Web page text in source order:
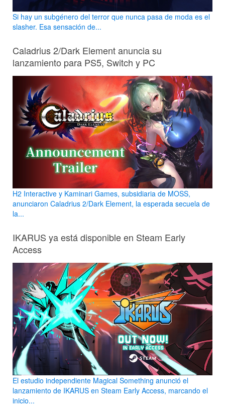
Si hay un subgénero del terror que nunca pasa de moda es el
slasher. Esa sensación de...
Caladrius 2/Dark Element anuncia su
lanzamiento para PS5, Switch y PC
H2 Interactive y Kaminari Games, subsidiaria de MOSS,
anunciaron Caladrius 2/Dark Element, la esperada secuela de
la...
IKARUS ya está disponible en Steam Early
Access
El estudio independiente Magical Something anunció el
lanzamiento de IKARUS en Steam Early Access, marcando el
inicio...